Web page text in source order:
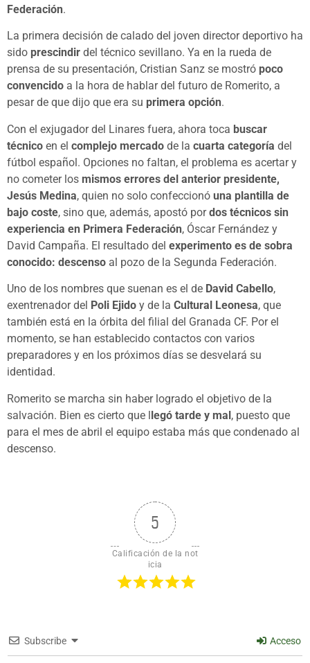
Federación.
La primera decisión de calado del joven director deportivo ha
sido prescindir del técnico sevillano. Ya en la rueda de
prensa de su presentación, Cristian Sanz se mostró poco
convencido a la hora de hablar del futuro de Romerito, a
pesar de que dijo que era su primera opción.
Con el exjugador del Linares fuera, ahora toca buscar
técnico en el complejo mercado de la cuarta categoría del
fútbol español. Opciones no faltan, el problema es acertar y
no cometer los mismos errores del anterior presidente,
Jesús Medina, quien no solo confeccionó una plantilla de
bajo coste, sino que, además, apostó pordos técnicos sin
experiencia en Primera Federación, Óscar Fernández y
David Campaña. El resultado del experimento es de sobra
conocido: descenso al pozo de la Segunda Federación.
Uno de los nombres que suenan es el de David Cabello,
exentrenador del Poli Ejido y de la Cultural Leonesa, que
también está en la órbita del filial del Granada CF. Por el
momento, se han establecido contactos con varios
preparadores y en los próximos días se desvelará su
identidad.
Romerito se marcha sin haber logrado el objetivo de la
salvación. Bien es cierto que llegó tarde y mal, puesto que
para el mes de abril el equipo estaba más que condenado al
descenso.
5
Calificación de la not
icia
Subscribe Acceso